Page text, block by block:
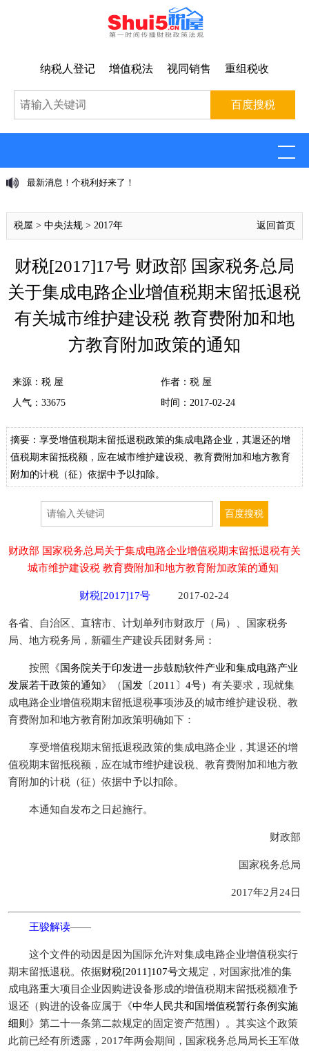
纳税人登记 增值税法 视同销售 重组税收
最新消息！个税利好来了！
税屋 > 中央法规> 2017年 返回首页
财税[2017]17号 财政部 国家税务总局
关于集成电路企业增值税期末留抵退税
有关城市维护建设税 教育费附加和地
方教育附加政策的通知
来源： 税 屋
作者：税 屋
人气： 33675 时间：2017-02-24
摘要：享受增值税期末留抵退税政策的集成电路企业，其退还的增
值税期末留抵税额，应在城市维护建设税、教育费附加和地方教育
附加的计税（征）依据中予以扣除。
财政部 国家税务总局关于集成电路企业增值税期末留抵退税有关
城市维护建设税 教育费附加和地方教育附加政策的通知
财税[2017]17号 2017-02-24
各省、自治区、直辖市、计划单列市财政厅（局）、国家税务
局、地方税务局，新疆生产建设兵团财务局：
按照《 国务院关于印发进一步鼓励软件产业和集成电路产业
发展若干政策的通知》（ 国发〔2011〕4号）有关要求，现就集
成电路企业增值税期末留抵退税事项涉及的城市维护建设税、教
育费附加和地方教育附加政策明确如下：
享受增值税期末留抵退税政策的集成电路企业，其退还的增
值税期末留抵税额，应在城市维护建设税、教育费附加和地方教
育附加的计税（征）依据中予以扣除。
本通知自发布之日起施行。
财政部
国家税务总局
2017年2月24日
王骏解读——
这个文件的动因是因为国际允许对集成电路企业增值税实行
期末留抵退税。依据财税[2011]107号文规定，对国家批准的集
成电路重大项目企业因购进设备形成的增值税期末留抵税额准予
退还（购进的设备应属于《中华人民共和国增值税暂行条例实施
细则 》第二十一条第二款规定的固定资产范围）。其实这个政策
此前已经有所透露，2017年两会期间，国家税务总局局长王军做